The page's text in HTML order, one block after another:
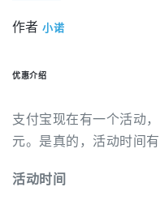
作者 小诺
优惠介绍
支付宝现在有一个活动
元。是真的，活动时间有
活动时间